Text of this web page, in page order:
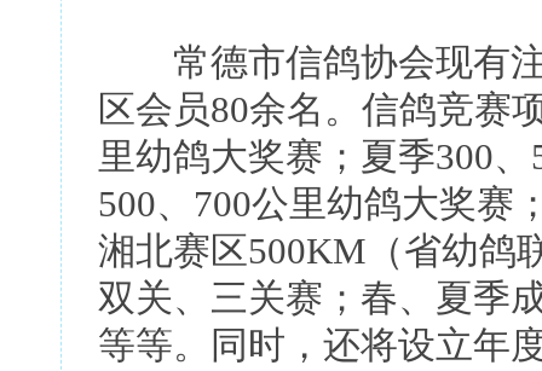
常德市信鸽协会现有注
区会员80余名。信鸽竞赛
里幼鸽大奖赛；夏季300
500、700公里幼鸽大奖赛
湘北赛区500KM（省幼鸽
双关、三关赛；春、夏季
等等。同时，还将设立年